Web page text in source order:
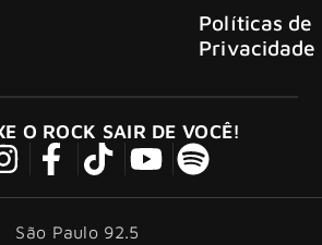
Políticas de
Privacidade
O ROCK SAIR DE VOCÊ!
São Paulo 92.5